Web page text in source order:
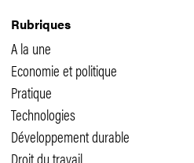
Rubriques
A la une
Economie et politique
Pratique
Technologies
Développement durable